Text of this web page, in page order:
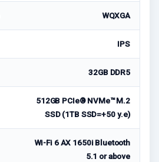
WQXGA
IPS
32GB DDR5
512GB PCIe® NVMe™ M.2
SSD (1TB SSD=+50 у.е)
Wi-Fi 6 AX 1650i Bluetooth
5.1 or above